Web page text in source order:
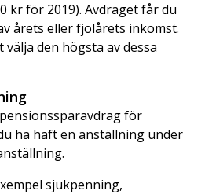
kr för 2019). Avdraget får du
årets eller fjolårets inkomst.
den högsta av dessa
för
ha haft en anställning under
sjukpenning,